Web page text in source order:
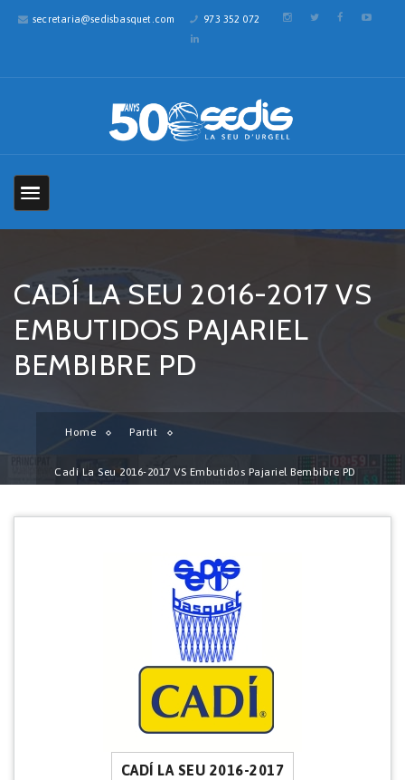
secretaria@sedisbasquet.com 973 352 072
CADÍ LA SEU 2016-2017 VS
EMBUTIDOS PAJARIEL
BEMBIBRE PD
Home Partit
Cadí La Seu 2016-2017 VS Embutidos Pajariel Bembibre PD
CADÍ LA SEU 2016-2017